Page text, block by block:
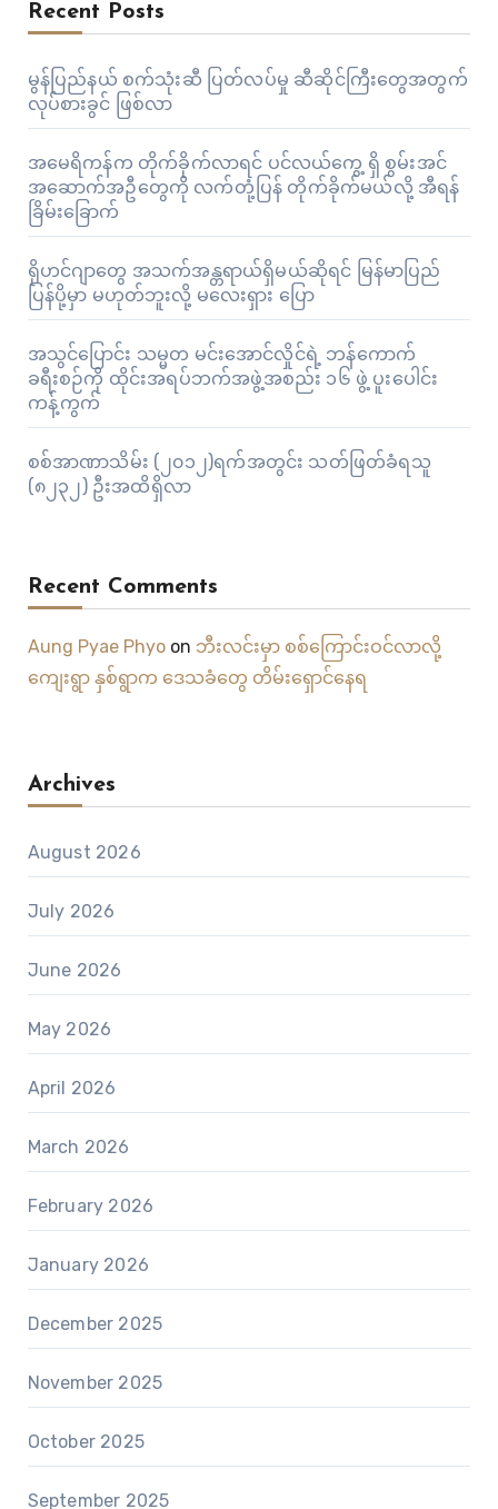
Recent Posts
မွန်ပြည်နယ် စက်သုံးဆီ ပြတ်လပ်မှု ဆီဆိုင်ကြီးတွေအတွက်
လုပ်စားခွင် ဖြစ်လာ
အမေရိကန်က တိုက်ခိုက်လာရင် ပင်လယ်ကွေ့ ရှိ စွမ်းအင်
အဆောက်အဦတွေကို လက်တုံ့ပြန် တိုက်ခိုက်မယ်လို့ အီရန်
ခြိမ်းခြောက်
ရိုဟင်ဂျာတွေ အသက်အန္တရာယ်ရှိမယ်ဆိုရင် မြန်မာပြည်
ပြန်ပို့မှာ မဟုတ်ဘူးလို့ မလေးရှား ပြော
အသွင်ပြောင်း သမ္မတ မင်းအောင်လှိုင်ရဲ့ ဘန်ကောက်
ခရီးစဉ်ကို ထိုင်းအရပ်ဘက်အဖွဲ့အစည်း ၁၆ ဖွဲ့ ပူးပေါင်း
ကန့်ကွက်
စစ်အာဏာသိမ်း (၂၀၁၂)ရက်အတွင်း သတ်ဖြတ်ခံရသူ
(၈၂၃၂) ဦးအထိရှိလာ
Recent Comments
Aung Pyae Phyoon ဘီးလင်းမှာ စစ်ကြောင်းဝင်လာလို့
ကျေးရွာ နှစ်ရွာက ဒေသခံတွေ တိမ်းရှောင်နေရ
Archives
August 2026
July 2026
June 2026
May 2026
April 2026
March 2026
February 2026
January 2026
December 2025
November 2025
October 2025
September 2025